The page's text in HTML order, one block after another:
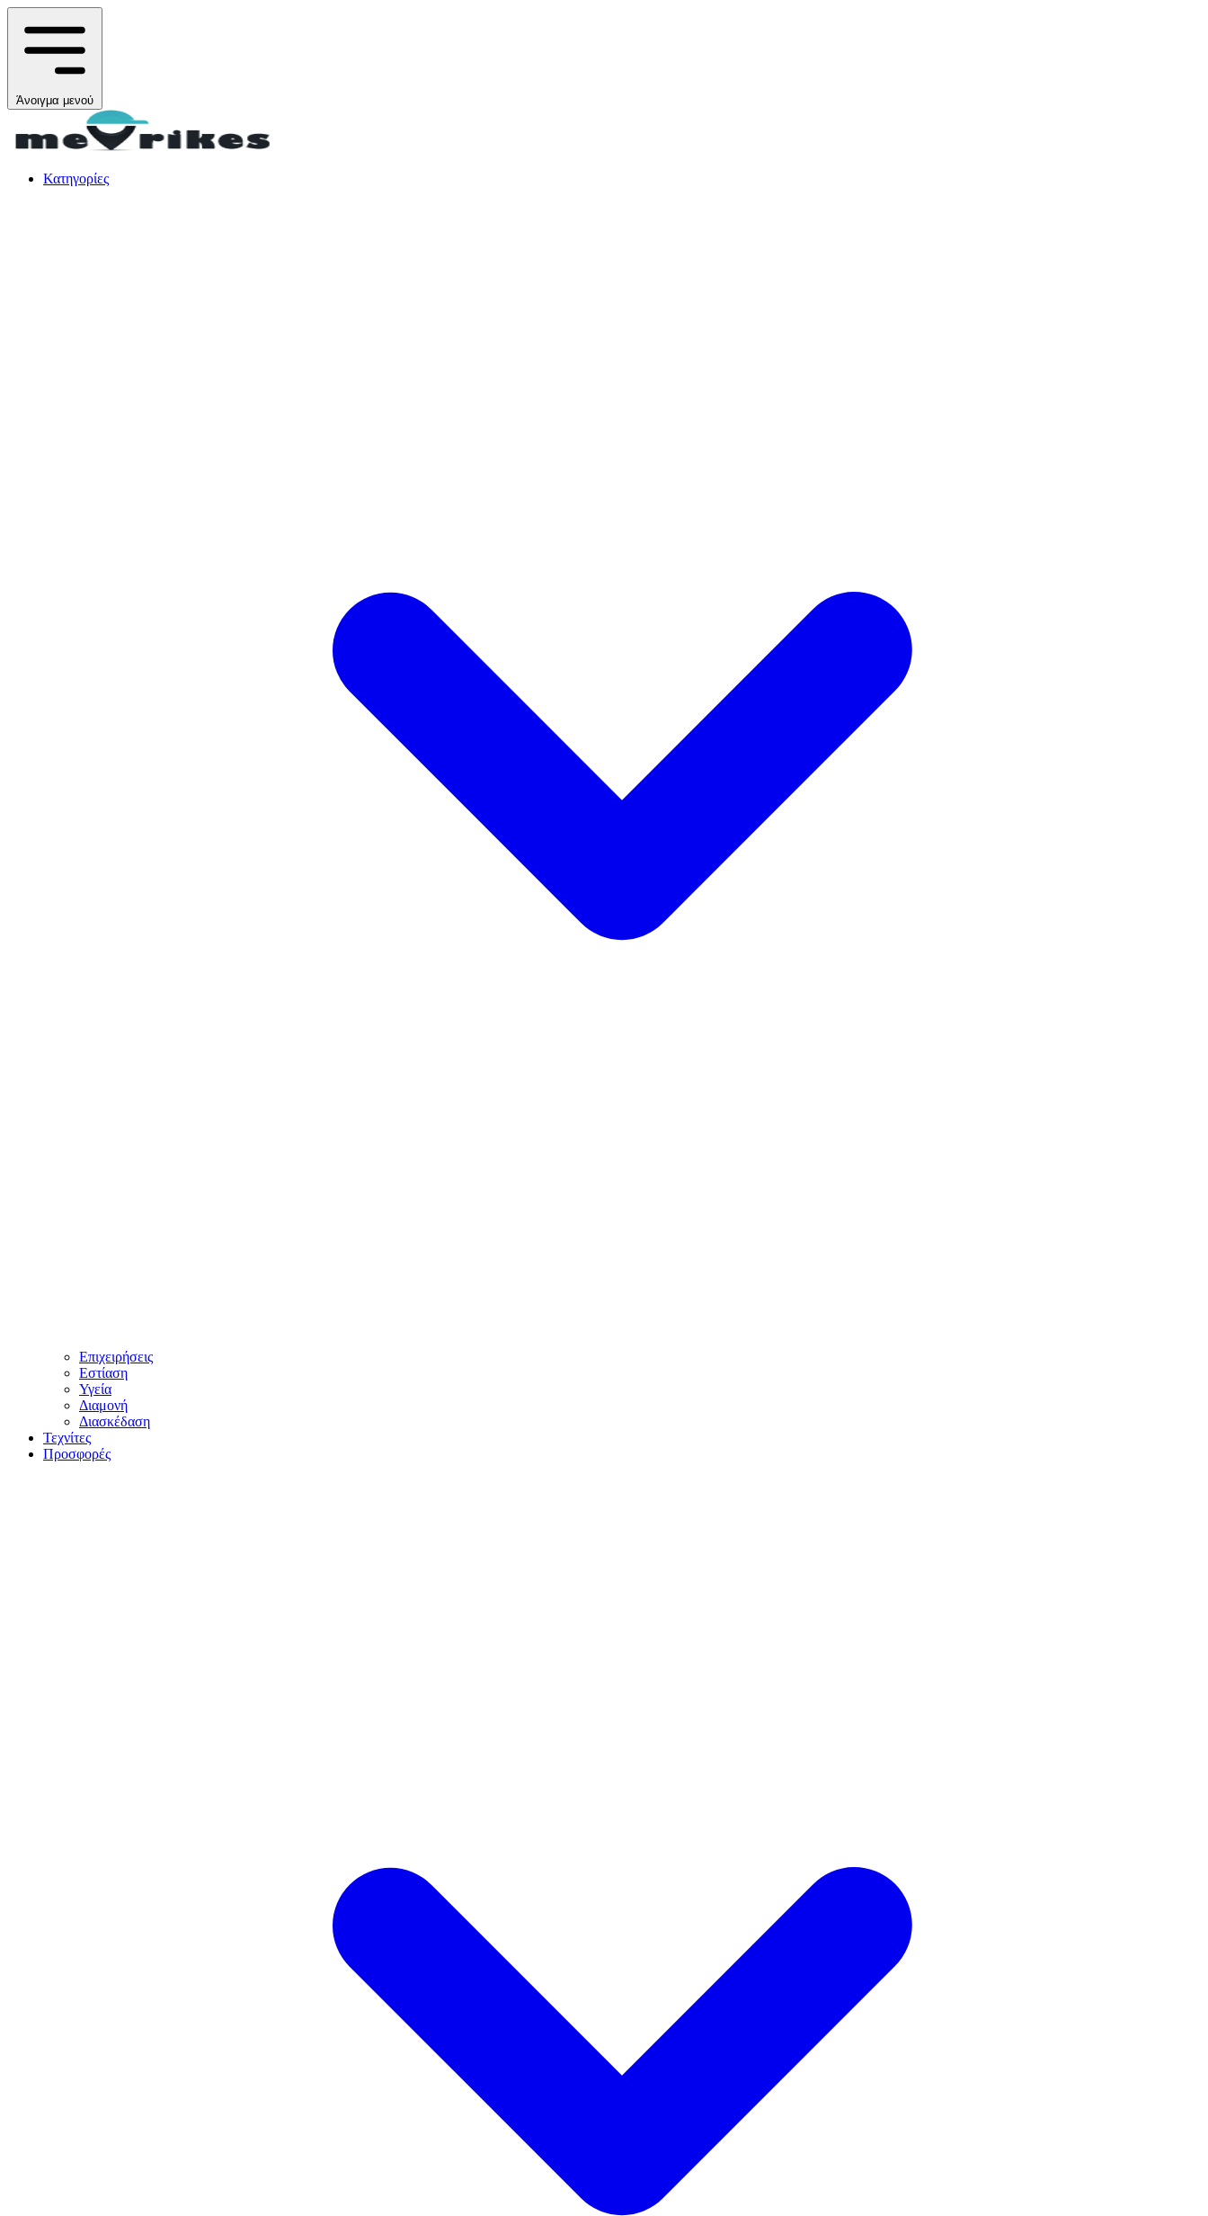
Άνοιγμα μενού
Κατηγορίες
Επιχειρήσεις
Εστίαση
Υγεία
Διαμονή
Διασκέδαση
Τεχνίτες
Προσφορές